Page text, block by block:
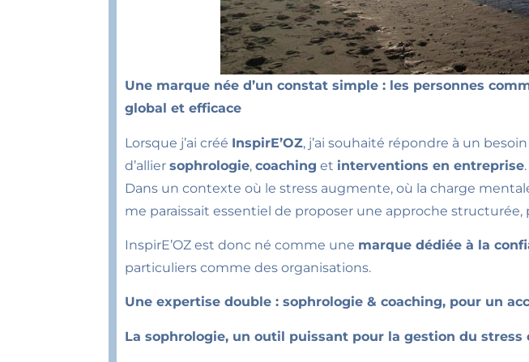
Une marque née d’un constat simple : les personnes
global et efficace
Lorsque j’ai créé InspirE’OZ, j’ai souhaité répondre à un
d’alliersophrologie,coaching et interventions en entreprise.
Dans un contexte où le stress augmente, où la charge
me paraissait essentiel de proposer une approche
InspirE’OZ est donc né comme une marque dédiée à la
particuliers comme des organisations.
Une expertise double : sophrologie & coaching, pour un
La sophrologie, un outil puissant pour la gestion du stress